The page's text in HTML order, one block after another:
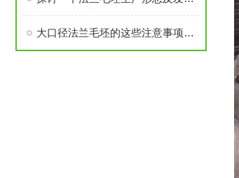
大口径法兰毛坯的这些注意事项要了解